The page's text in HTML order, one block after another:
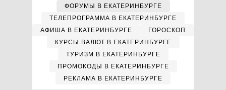
ФОРУМЫ В ЕКАТЕРИНБУРГЕ
ТЕЛЕПРОГРАММА В ЕКАТЕРИНБУРГЕ
АФИША В ЕКАТЕРИНБУРГЕ
ГОРОСКОП
КУРСЫ ВАЛЮТ В ЕКАТЕРИНБУРГЕ
ТУРИЗМ В ЕКАТЕРИНБУРГЕ
ПРОМОКОДЫ В ЕКАТЕРИНБУРГЕ
РЕКЛАМА В ЕКАТЕРИНБУРГЕ